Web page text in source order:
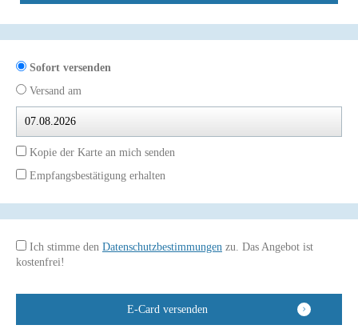
Sofort versenden
Versand am
Kopie der Karte an mich senden
Empfangsbestätigung erhalten
Ich stimme den Datenschutzbestimmungen zu. Das Angebot ist
kostenfrei!